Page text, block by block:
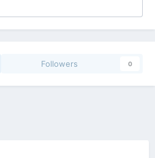
Followers 0